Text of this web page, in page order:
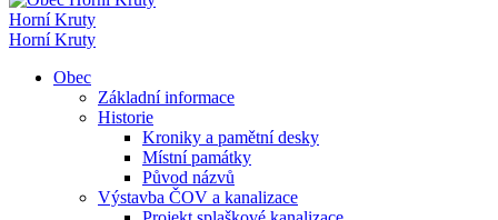
Horní Kruty
Horní Kruty
Obec
Základní informace
Historie
Kroniky a pamětní desky
Místní památky
Původ názvů
Výstavba ČOV a kanalizace